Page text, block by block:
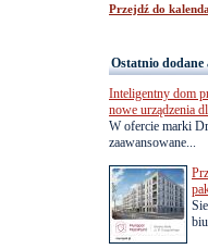
Przejdź do
Ostatnio dodane
Inteligentny dom
nowe urządzenia
W ofercie marki
zaawansowane...